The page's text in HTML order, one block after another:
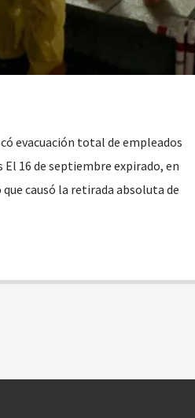
evacuación total de empleados
El 16 de septiembre expirado, en
causó la retirada absoluta de